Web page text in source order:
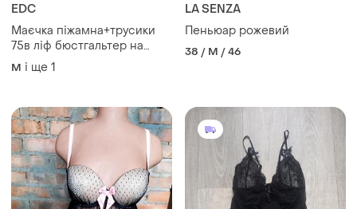
EDC
Маєчка піжамна+трусики
75в ліф бюстгальтер на
кісточках на тонкому
поролоні
M і ще 1
LA SENZA
Пеньюар рожевий
38 / M / 46